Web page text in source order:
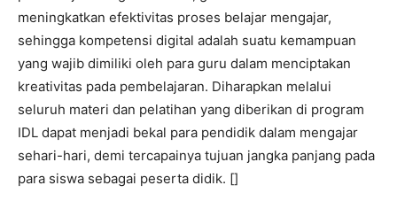
meningkatkan efektivitas proses belajar mengajar,
sehingga kompetensi digital adalah suatu kemampuan
yang wajib dimiliki oleh para guru dalam menciptakan
kreativitas pada pembelajaran. Diharapkan melalui
seluruh materi dan pelatihan yang diberikan di program
IDL dapat menjadi bekal para pendidik dalam mengajar
sehari-hari, demi tercapainya tujuan jangka panjang pada
para siswa sebagai peserta didik. []